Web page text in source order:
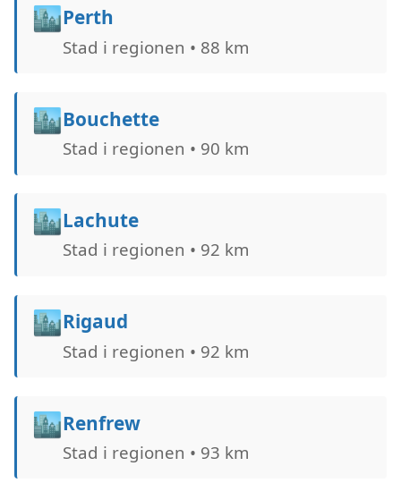
🏙️Perth
Stad i regionen • 88 km
🏙️Bouchette
Stad i regionen • 90 km
🏙️Lachute
Stad i regionen • 92 km
🏙️Rigaud
Stad i regionen • 92 km
🏙️Renfrew
Stad i regionen • 93 km